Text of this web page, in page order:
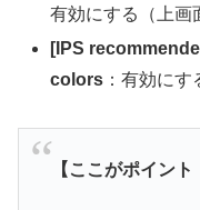
有効にする（上画
[IPS
colors ：有効にす
【ここがポイント